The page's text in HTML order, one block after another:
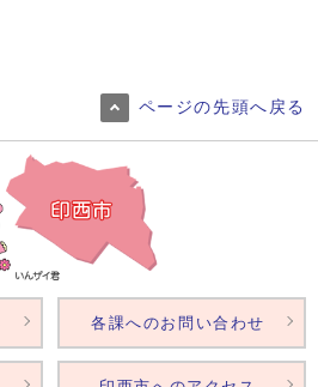
ページの先頭へ戻る
各課へのお問い合わせ